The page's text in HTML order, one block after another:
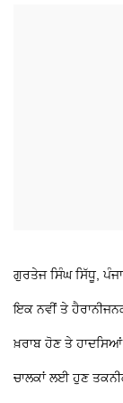
ਗੁਰਤੇਜ ਸਿੰਘ ਸਿੱਧੂ,
ਇਕ ਨਵੀਂ ਤੇ
ਖ਼ਰਾਬ ਹੋਣ ਤੇ
ਚਾਲਕਾਂ ਲਈ ਹੁਣ